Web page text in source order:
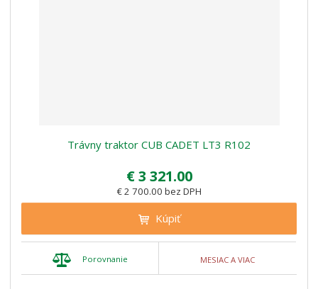
Trávny traktor CUB CADET LT3 R102
€ 3 321.00
€ 2 700.00 bez DPH
Kúpiť
Porovnanie MESIAC A VIAC